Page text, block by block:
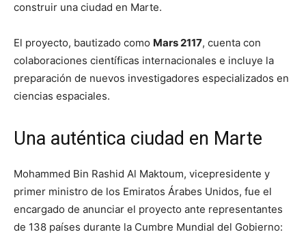
construir una ciudad en Marte.
El proyecto, bautizado como Mars 2117, cuenta con
colaboraciones científicas internacionales e incluye la
preparación de nuevos investigadores especializados en
ciencias espaciales.
Una auténtica ciudad en Marte
Mohammed Bin Rashid Al Maktoum, vicepresidente y
primer ministro de los Emiratos Árabes Unidos, fue el
encargado de anunciar el proyecto ante representantes
de 138 países durante la Cumbre Mundial del Gobierno: